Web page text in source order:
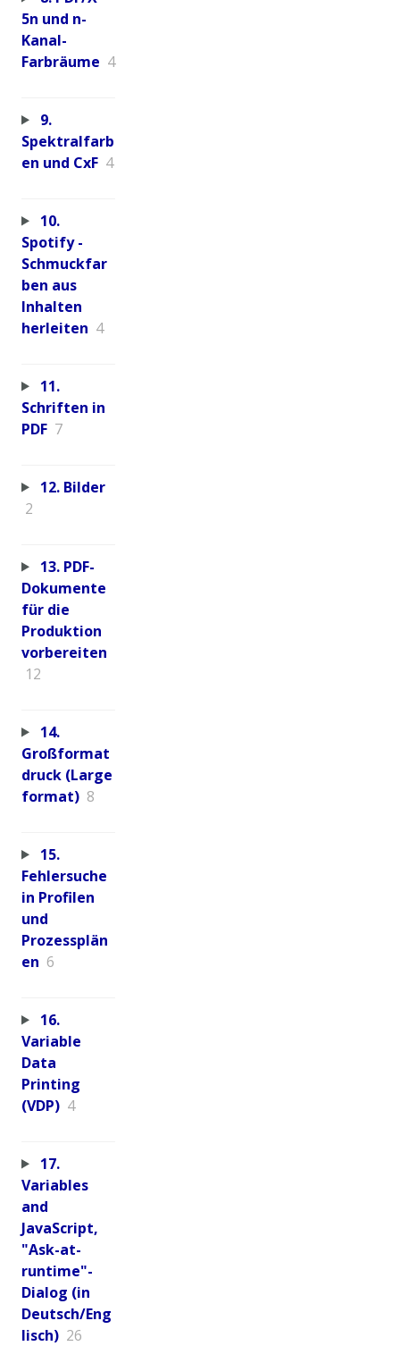
5n und n-
Kanal-
Farbräume 4
9.
Spektralfarb
en und CxF 4
10.
Spotify -
Schmuckfar
ben aus
Inhalten
herleiten 4
11.
Schriften in
PDF 7
12. Bilder
2
13. PDF-
Dokumente
für die
Produktion
vorbereiten
12
14.
Großformat
druck (Large
format) 8
15.
Fehlersuche
in Profilen
und
Prozessplän
en 6
16.
Variable
Data
Printing
(VDP) 4
17.
Variables
and
JavaScript,
"Ask-at-
runtime"-
Dialog (in
Deutsch/Eng
lisch) 26